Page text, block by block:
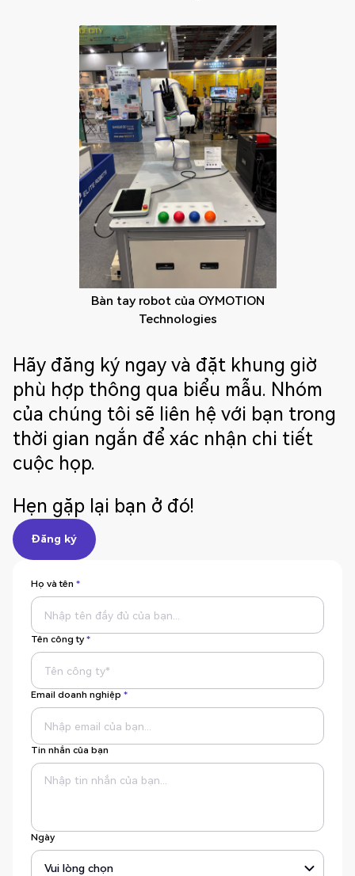
Bàn tay robot của OYMOTION
Technologies
Hãy đăng ký ngay và đặt khung giờ
phù hợp thông qua biểu mẫu. Nhóm
của chúng tôi sẽ liên hệ với bạn trong
thời gian ngắn để xác nhận chi tiết
cuộc họp.
Hẹn gặp lại bạn ở đó!
Đăng ký
Đăng ký
Họ và tên*
Tên công ty*
Email doanh nghiệp*
Tin nhắn của bạn
Ngày